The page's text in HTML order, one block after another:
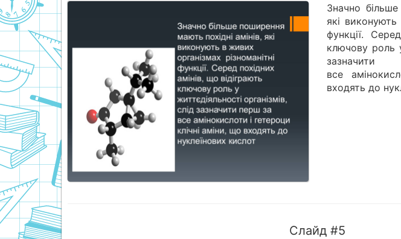
Значно
які
функції.
ключову роль
все
входять до
Слайд #5